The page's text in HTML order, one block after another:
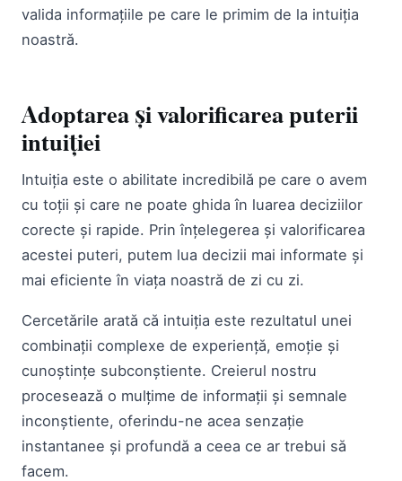
valida informațiile pe care le primim de la intuiția
noastră.
Adoptarea și valorificarea puterii
intuiției
Intuiția este o abilitate incredibilă pe care o avem
cu toții și care ne poate ghida în luarea deciziilor
corecte și rapide. Prin înțelegerea și valorificarea
acestei puteri, putem lua decizii mai informate și
mai eficiente în viața noastră de zi cu zi.
Cercetările arată că intuiția este rezultatul unei
combinații complexe de experiență, emoție și
cunoștințe subconștiente. Creierul nostru
procesează o mulțime de informații și semnale
inconștiente, oferindu-ne acea senzație
instantanee și profundă a ceea ce ar trebui să
facem.